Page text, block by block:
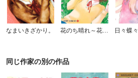
なまいきざかり。 花のち晴れ～花男 Next Season～ 日々蝶々
同じ作家の別の作品